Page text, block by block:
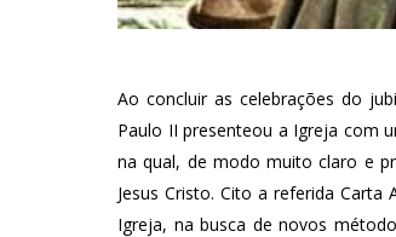
Ao concluir as celebrações do
Paulo II presenteou a Igreja com
na qual, de modo muito claro e
Jesus Cristo. Cito a referida
Igreja, na busca de novos